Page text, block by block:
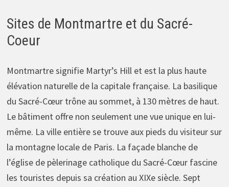
Sites de Montmartre et du Sacré-
Coeur
Montmartre signifie Martyr’s Hill et est la plus haute
élévation naturelle de la capitale française. La basilique
du Sacré-Cœur trône au sommet, à 130 mètres de haut.
Le bâtiment offre non seulement une vue unique en lui-
même. La ville entière se trouve aux pieds du visiteur sur
la montagne locale de Paris. La façade blanche de
l’église de pèlerinage catholique du Sacré-Cœur fascine
les touristes depuis sa création au XIXe siècle. Sept